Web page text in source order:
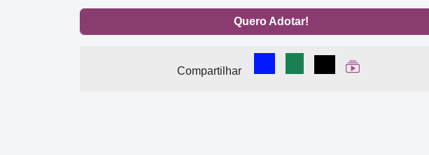
Quero Adotar!
Compartilhar
Compartilhar no Facebook
Compartilhar no WhatsApp
Compartilhar
Ver Web Story